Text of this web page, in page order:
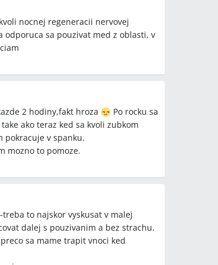
nocnej regeneracii nervovej
odporuca sa pouzivat med z oblasti, v
2 hodiny,fakt hroza
Po rocku sa
ako teraz ked sa kvoli zubkom
pokracuje v spanku.
mozno to pomoze.
to najskor vyskusat v malej
dalej s pouzivanim a bez strachu.
sa mame trapit vnoci ked